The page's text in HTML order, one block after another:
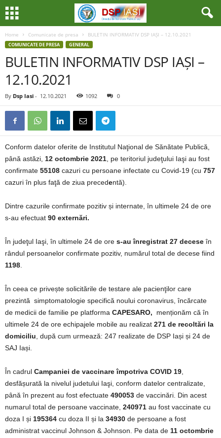
Home Comunicate de presa BULETIN INFORMATIV DSP IAȘI – 12.10.2021
COMUNICATE DE PRESA GENERAL
BULETIN INFORMATIV DSP IAȘI –
12.10.2021
By Dsp Iasi - 12.10.2021 1092 0
Conform datelor oferite de Institutul Naţional de Sănătate Publică,
până astăzi, 12 octombrie 2021 , pe teritoriul judeţului Iaşi au fost
confirmate 55108 cazuri cu persoane infectate cu Covid-19 (cu 757
cazuri în plus faţă de ziua precedentă).
Dintre cazurile confirmate pozitiv și internate, în ultimele 24 de ore
s-au efectuat 90 externări.
În judeţul Iaşi, în ultimele 24 de ore s-au înregistrat 27 decese în
rândul persoanelor confirmate pozitiv, numărul total de decese fiind
1198
În ceea ce privește solicitările de testare ale pacienţilor care
prezintă simptomatologie specifică noului coronavirus, încărcate
de medicii de familie pe platforma CAPESARO, menționăm că în
ultimele 24 de ore echipajele mobile au realizat 271 de recoltări la
domiciliu , după cum urmează: 247 realizate de DSP Iași și 24 de
SAJ Iași.
În cadrul Campaniei de vaccinare împotriva COVID 19
desfășurată la nivelul judetului Iaşi, conform datelor centralizate,
până în prezent au fost efectuate 490053 de vaccinări. Din acest
numarul total de persoane vaccinate, 240971 au fost vaccinate cu
doza I și 195364 cu doza II și la 34930 de persoane a fost
administrat vaccinul Johnson & Johnson. Pe data de 11 octombrie